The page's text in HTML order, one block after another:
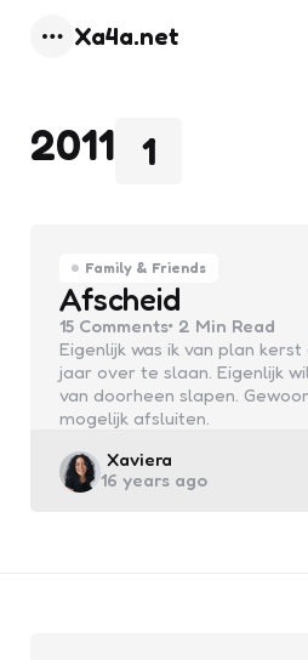
Xa4a.net
1
2011
Family & Friends
Afscheid
15 Comments 2 Min Read
Eigenlijk was ik van plan
jaar over te slaan. Eigenlijk
van doorheen slapen.
mogelijk afsluiten.
Posted
by
Xaviera
16 years ago